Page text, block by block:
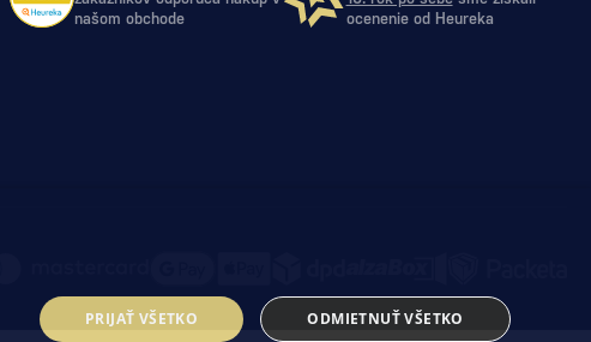
našom obchode
ocenenie od Heureka
PRIJAŤ VŠETKO ODMIETNUŤ VŠETKO